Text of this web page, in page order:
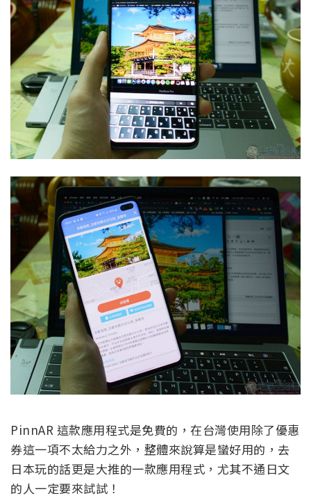
PinnAR 這款應用程式是免費的，在台灣使用除了優惠
券這一項不太給力之外，整體來說算是蠻好用的，去
日本玩的話更是大推的一款應用程式，尤其不通日文
的人一定要來試試！